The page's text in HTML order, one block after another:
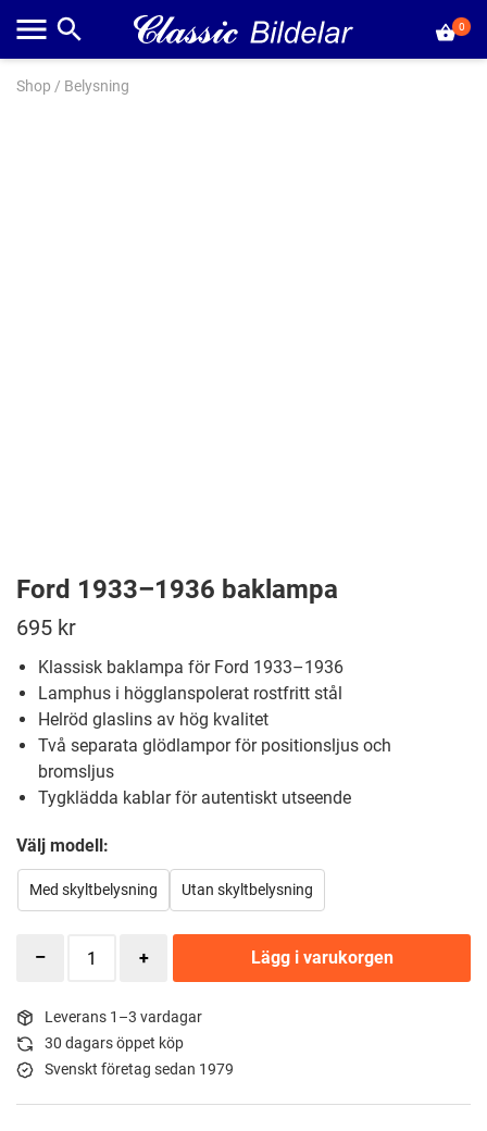
0
Shop / Belysning
Ford 1933–1936 baklampa
695 kr
Klassisk baklampa för Ford 1933–1936
Lamphus i högglanspolerat rostfritt stål
Helröd glaslins av hög kvalitet
Två separata glödlampor för positionsljus och
bromsljus
Tygklädda kablar för autentiskt utseende
Välj modell:
Med skyltbelysning Utan skyltbelysning
Lägg i varukorgen
Leverans 1–3 vardagar
30 dagars öppet köp
Svenskt företag sedan 1979